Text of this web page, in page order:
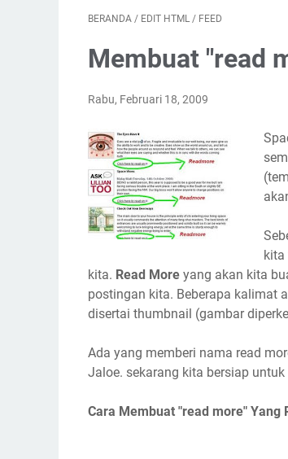
BERANDA / EDIT HTML / FEED
Membuat "read
Rabu, Februari 18, 2009
kita
kita. Read More yang akan kita
postingan kita. Beberapa kalimat
disertai thumbnail (gambar
Ada yang memberi nama read
Jaloe. sekarang kita bersiap
Cara Membuat "read more" Yang